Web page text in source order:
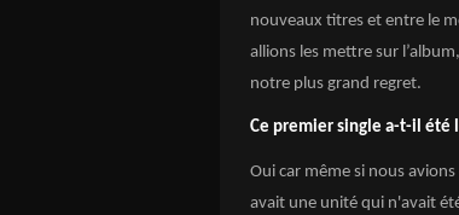
nouveaux titres et entre le
allions les mettre sur
notre plus grand regret.
Ce premier single a-t-il été
Oui car même si nous
avait une unité qui n'avait